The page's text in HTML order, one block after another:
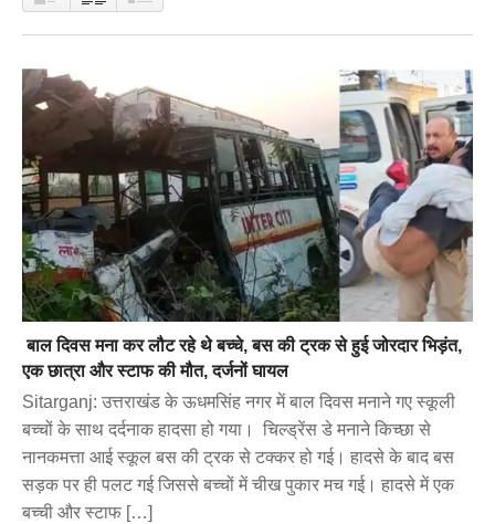
बाल दिवस मना कर लौट रहे थे बच्चे, बस की ट्रक से हुई जोरदार भिड़ंत,
एक छात्रा और स्टाफ की मौत, दर्जनों घायल
Sitarganj: उत्तराखंड के ऊधमसिंह नगर में बाल दिवस मनाने गए स्कूली
बच्चों के साथ दर्दनाक हादसा हो गया। चिल्ड्रेंस डे मनाने किच्छा से
नानकमत्ता आई स्कूल बस की ट्रक से टक्कर हो गई। हादसे के बाद बस
सड़क पर ही पलट गई जिससे बच्चों में चीख पुकार मच गई। हादसे में एक
बच्ची और स्टाफ […]